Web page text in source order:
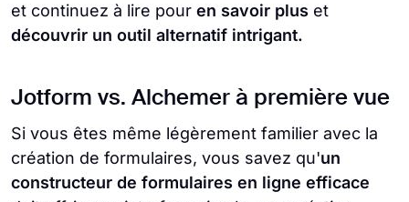
et continuez à lire pour en savoir plus et
découvrir un outil alternatif intrigant.
Jotform vs. Alchemer à première vue
Si vous êtes même légèrement familier avec la
création de formulaires, vous savez qu'un
constructeur de formulaires en ligne efficace